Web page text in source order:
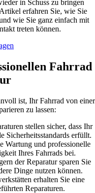
in Schuss zu bringen
erfahren Sie, wie Sie
wie Sie ganz einfach mit
treten können.
Fahrrad
ist, Ihr Fahrrad von einer
zu lassen:
stellen sicher, dass Ihr
Sicherheitsstandards erfüllt.
Wartung und professionelle
Ihres Fahrrads bei.
der Reparatur sparen Sie
Dinge nutzen können.
erhalten Sie eine
Reparaturen.